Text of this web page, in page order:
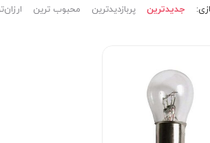
جدیدترین پربازدیدترین محبوب ترین